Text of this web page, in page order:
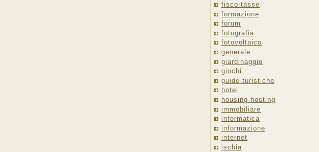
fisco-tasse
formazione
forum
fotografia
fotovoltaico
generale
giardinaggio
giochi
guide-turistiche
hotel
housing-hosting
immobiliare
informatica
informazione
internet
ischia